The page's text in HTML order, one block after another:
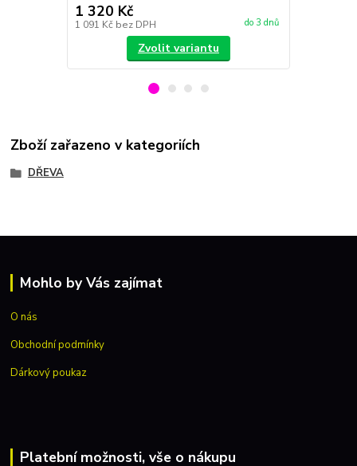
1 320 Kč
1 091 Kč bez DPH do 3 dnů
Zvolit variantu
Zboží zařazeno v kategoriích
DŘEVA
Mohlo by Vás zajímat
O nás
Obchodní podmínky
Dárkový poukaz
Platební možnosti, vše o nákupu